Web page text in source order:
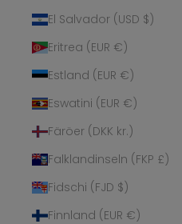
El Salvador (USD $)
Eritrea (EUR €)
Estland (EUR €)
Eswatini (EUR €)
Färöer (DKK kr.)
Falklandinseln (FKP £)
Fidschi (FJD $)
Finnland (EUR €)